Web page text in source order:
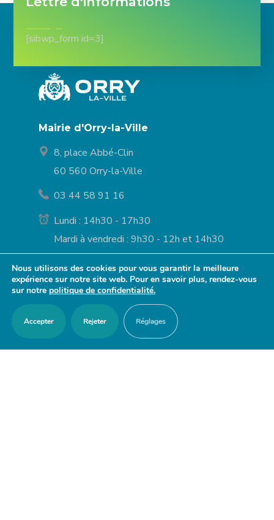
[sibwp_form id=3]
Mairie d'Orry-la-Ville
8, place Abbé-Clin
60 560 Orry-la-Ville
03 44 58 91 16
Lundi : 14h30 - 17h30
Mardi à vendredi : 9h30 - 12h et 14h30
- 17h30
Samedi : 9h30 - 12h
Nous utilisons des cookies pour vous garantir la meilleure
expérience sur notre site web. Pour en savoir plus, rendez-vous
sur notre politique de confidentialité.
Accepter Rejeter Réglages